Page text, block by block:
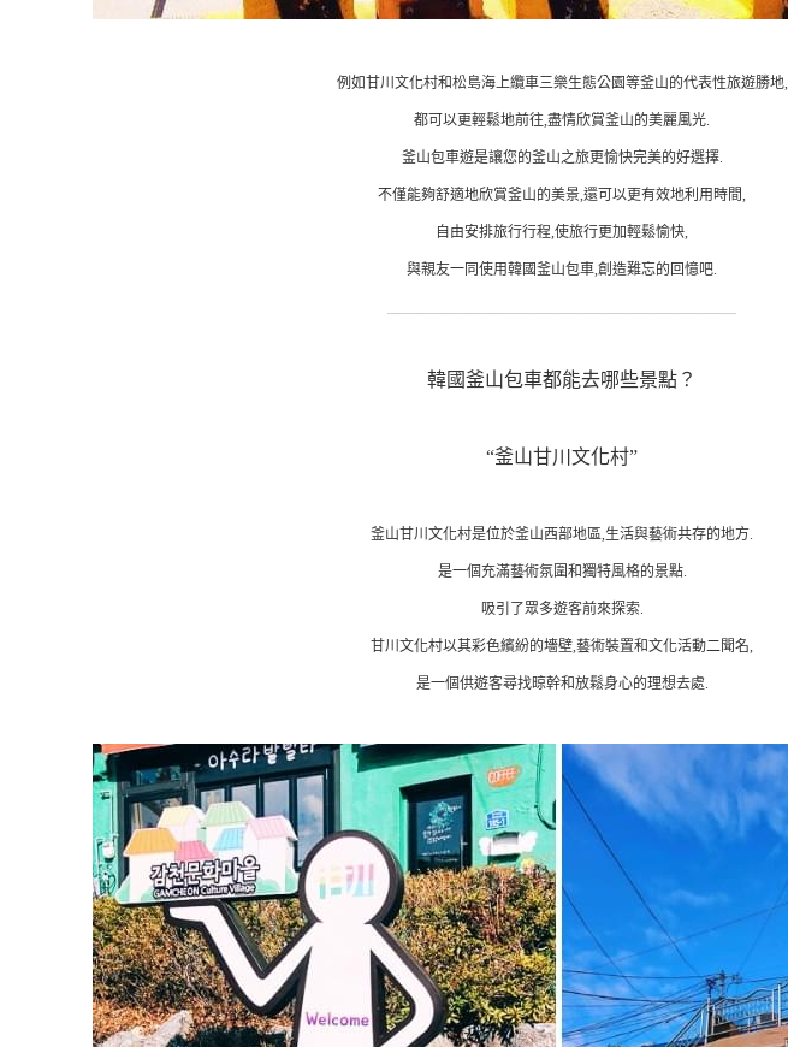
例如甘川文化村和松島海上纜車三樂生態公園等釜山的代表性旅遊勝地,
都可以更輕鬆地前往,盡情欣賞釜山的美麗風光.
釜山包車遊是讓您的釜山之旅更愉快完美的好選擇.
不僅能夠舒適地欣賞釜山的美景,還可以更有效地利用時間,
自由安排旅行行程,使旅行更加輕鬆愉快,
與親友一同使用韓國釜山包車,創造難忘的回憶吧.
韓國釜山包車都能去哪些景點？
“釜山甘川文化村”
釜山甘川文化村是位於釜山西部地區,生活與藝術共存的地方.
是一個充滿藝術氛圍和獨特風格的景點.
吸引了眾多遊客前來探索.
甘川文化村以其彩色繽紛的墻壁,藝術裝置和文化活動二聞名,
是一個供遊客尋找晾幹和放鬆身心的理想去處.